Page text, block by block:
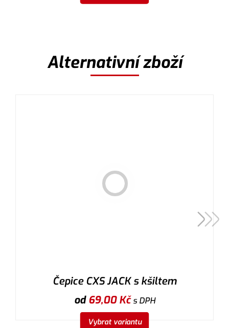
Alternativní zboží
Čepice CXS JACK s kšiltem
od69,00Kčs DPH
Vybrat variantu